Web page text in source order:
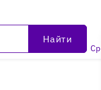
Найти